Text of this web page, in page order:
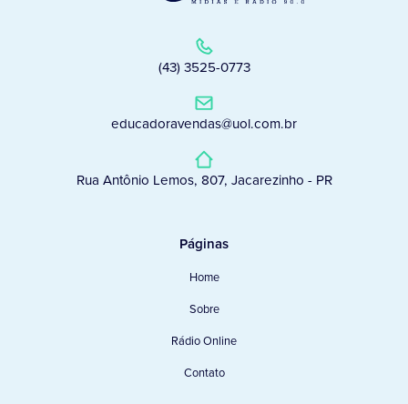
(43) 3525-0773
educadoravendas@uol.com.br
Rua Antônio Lemos, 807, Jacarezinho - PR
Páginas
Home
Sobre
Rádio Online
Contato